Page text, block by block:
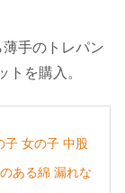
手のトレパン
トを購入。
子 女の子 中股
ある綿 漏れな